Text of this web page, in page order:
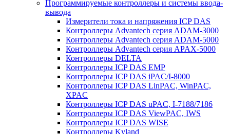
Программируемые контроллеры и системы ввода-
вывода
Измерители тока и напряжения ICP DAS
Контроллеры Advantech серия ADAM-3000
Контроллеры Advantech серия ADAM-5000
Контроллеры Advantech серия APAX-5000
Контроллеры DELTA
Контроллеры ICP DAS EMP
Контроллеры ICP DAS iPAC/I-8000
Контроллеры ICP DAS LinPAC, WinPAC,
XPAC
Контроллеры ICP DAS uPAC, I-7188/7186
Контроллеры ICP DAS ViewPAC, IWS
Контроллеры ICP DAS WISE
Контроллеры Kyland